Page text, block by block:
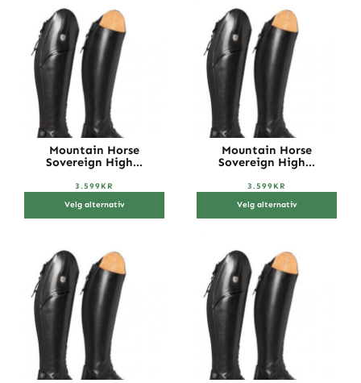
Mountain Horse
Sovereign High...
3.599KR
Velg alternativ
Mountain Horse
Sovereign High...
3.599KR
Velg alternativ